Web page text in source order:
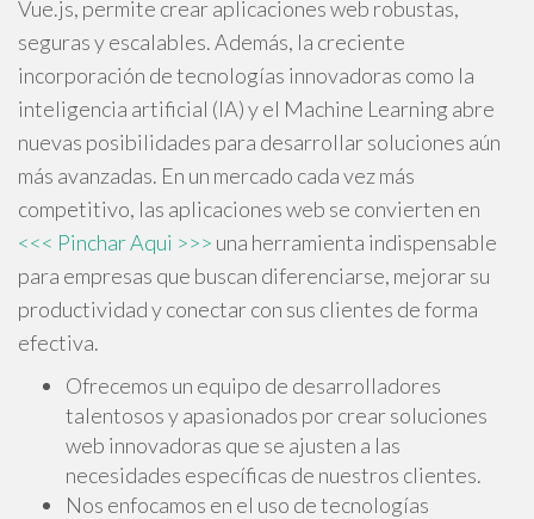
Vue.js, permite crear aplicaciones web robustas,
seguras y escalables. Además, la creciente
incorporación de tecnologías innovadoras como la
inteligencia artificial (IA) y el Machine Learning abre
nuevas posibilidades para desarrollar soluciones aún
más avanzadas. En un mercado cada vez más
competitivo, las aplicaciones web se convierten en
<<< Pinchar Aqui >>> una herramienta indispensable
para empresas que buscan diferenciarse, mejorar su
productividad y conectar con sus clientes de forma
efectiva.
Ofrecemos un equipo de desarrolladores
talentosos y apasionados por crear soluciones
web innovadoras que se ajusten a las
necesidades específicas de nuestros clientes.
Nos enfocamos en el uso de tecnologías